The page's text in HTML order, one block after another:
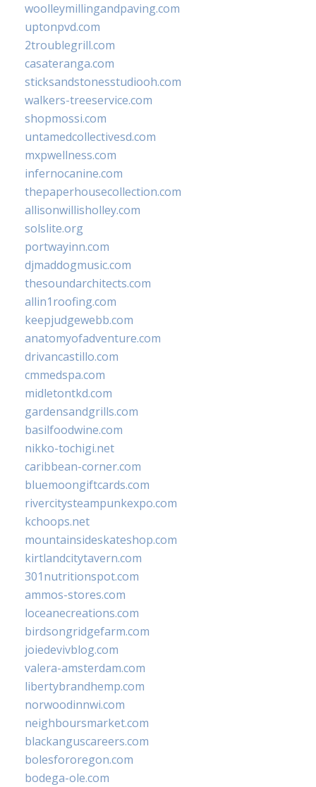
woolleymillingandpaving.com
uptonpvd.com
2troublegrill.com
casateranga.com
sticksandstonesstudiooh.com
walkers-treeservice.com
shopmossi.com
untamedcollectivesd.com
mxpwellness.com
infernocanine.com
thepaperhousecollection.com
allisonwillisholley.com
solslite.org
portwayinn.com
djmaddogmusic.com
thesoundarchitects.com
allin1roofing.com
keepjudgewebb.com
anatomyofadventure.com
drivancastillo.com
cmmedspa.com
midletontkd.com
gardensandgrills.com
basilfoodwine.com
nikko-tochigi.net
caribbean-corner.com
bluemoongiftcards.com
rivercitysteampunkexpo.com
kchoops.net
mountainsideskateshop.com
kirtlandcitytavern.com
301nutritionspot.com
ammos-stores.com
loceanecreations.com
birdsongridgefarm.com
joiedevivblog.com
valera-amsterdam.com
libertybrandhemp.com
norwoodinnwi.com
neighboursmarket.com
blackanguscareers.com
bolesfororegon.com
bodega-ole.com